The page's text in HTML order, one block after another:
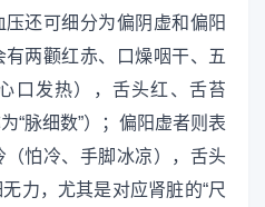
还可细分为偏阴虚和偏阳
两颧红赤、口燥咽干、五
口发热），舌头红、舌苔
“脉细数”）；偏阳虚者则表
怕冷、手脚冰凉），舌头
力，尤其是对应肾脏的“尺